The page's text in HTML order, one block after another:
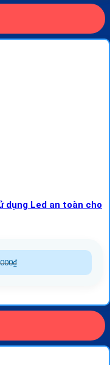
dụng Led an toàn cho
₫